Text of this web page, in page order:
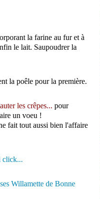
la farine au fur et à
le lait. Saupoudrer la
la poêle pour la première.
les crêpes... pour
un voeu !
fait tout aussi bien l'affaire
click...